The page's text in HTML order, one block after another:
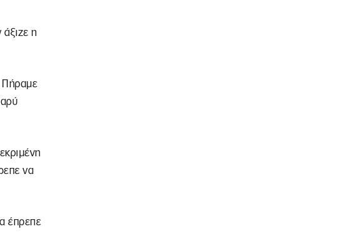
άξιζε η
Πήραμε
να
έπρεπε